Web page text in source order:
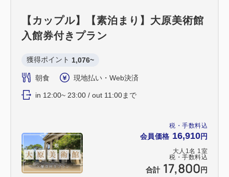
税・手数料込
会員価格 16,910円
大人 1 名 1 室
税・手数料込
合計 17,800 円
【カップル】【素泊まり】大原美術館
入館券付きプラン
獲得ポイント 1,076~
朝食 現地払い・Web決済
in 12:00~ 23:00 / out 11:00まで